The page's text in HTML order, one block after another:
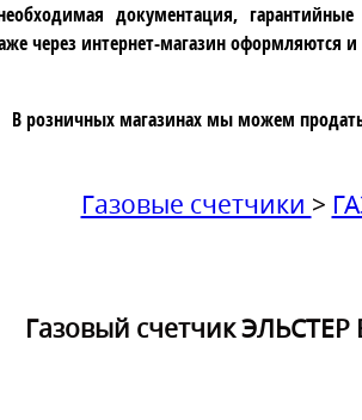
документация,
через интернет-магазин оформляются
В розничных магазинах мы можем
Газовые счетчики >
Газовый счетчик